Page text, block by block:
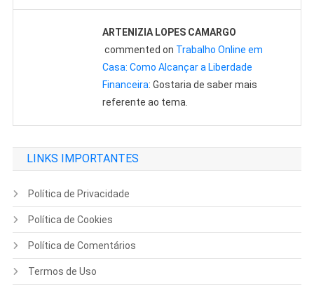
ARTENIZIA LOPES CAMARGO
commented on Trabalho Online em
Casa: Como Alcançar a Liberdade
Financeira: Gostaria de saber mais
referente ao tema.
LINKS IMPORTANTES
Política de Privacidade
Política de Cookies
Política de Comentários
Termos de Uso